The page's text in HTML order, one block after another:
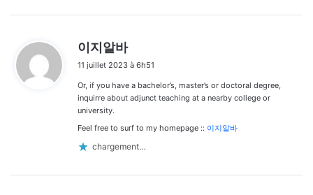
이지알바
t
11 juillet 2023 à 6h51
Or, if you have a bachelor’s, master’s or doctoral degree,
inquirre about adjunct teaching at a nearby college or
university.
Feel free to surf to my homepage :: 이지알바
chargement…